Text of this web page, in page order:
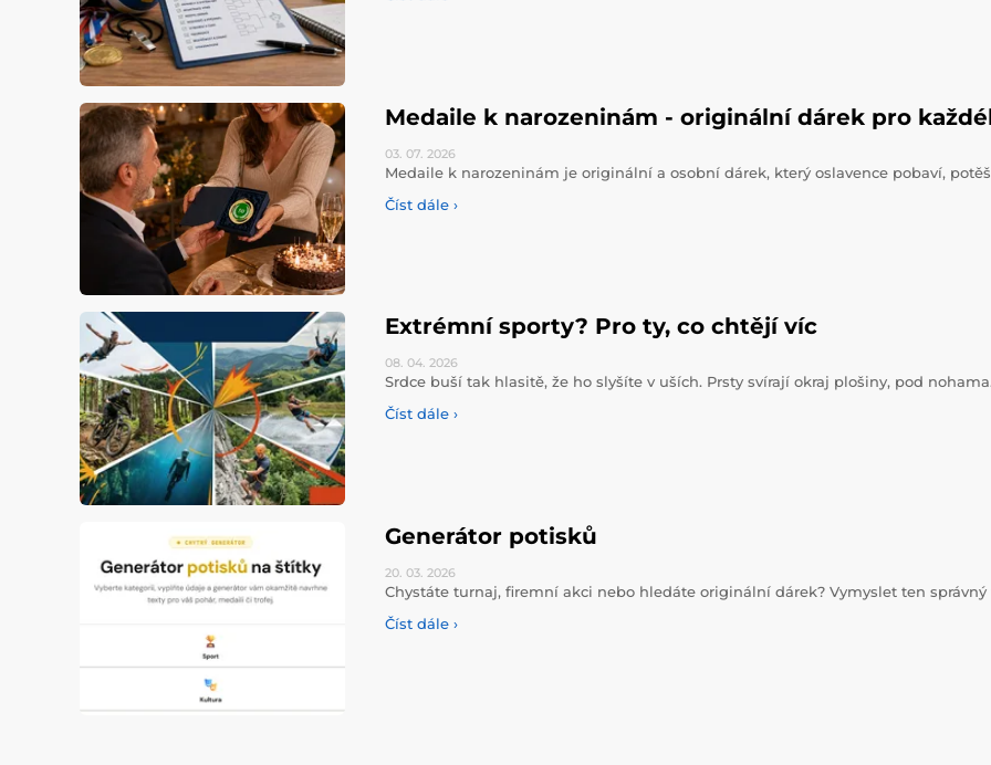
Medaile k narozeninám - originální dárek pro
03. 07. 2026
Medaile k narozeninám je originální a osobní dárek, který oslavence pobaví,
Číst dále ›
Extrémní sporty? Pro ty, co chtějí víc
08. 04. 2026
Srdce buší tak hlasitě, že ho slyšíte v uších. Prsty svírají okraj plošiny, pod
Číst dále ›
Generátor potisků
20. 03. 2026
Chystáte turnaj, firemní akci nebo hledáte originální dárek? Vymyslet ten
Číst dále ›